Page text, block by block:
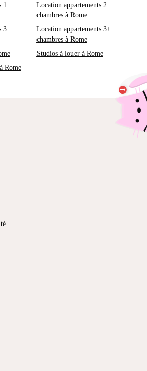
1
Location appartements 2
chambres à Rome
3
Location appartements 3+
chambres à Rome
Studios à louer à Rome
Rome